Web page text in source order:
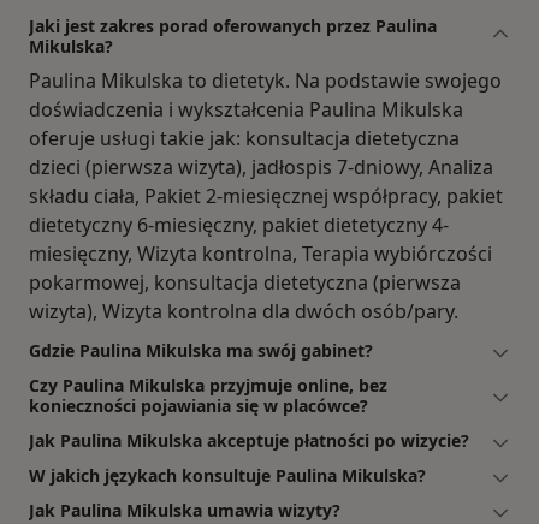
Jaki jest zakres porad oferowanych przez Paulina
Mikulska?
Paulina Mikulska to dietetyk. Na podstawie swojego
doświadczenia i wykształcenia Paulina Mikulska
oferuje usługi takie jak: konsultacja dietetyczna
dzieci (pierwsza wizyta), jadłospis 7-dniowy, Analiza
składu ciała, Pakiet 2-miesięcznej współpracy, pakiet
dietetyczny 6-miesięczny, pakiet dietetyczny 4-
miesięczny, Wizyta kontrolna, Terapia wybiórczości
pokarmowej, konsultacja dietetyczna (pierwsza
wizyta), Wizyta kontrolna dla dwóch osób/pary.
Gdzie Paulina Mikulska ma swój gabinet?
Czy Paulina Mikulska przyjmuje online, bez
konieczności pojawiania się w placówce?
Jak Paulina Mikulska akceptuje płatności po wizycie?
W jakich językach konsultuje Paulina Mikulska?
Jak Paulina Mikulska umawia wizyty?